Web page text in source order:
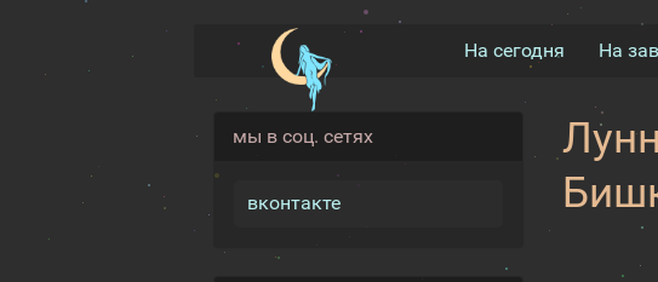
На сегодня На
мы в соц. сетях
вконтакте